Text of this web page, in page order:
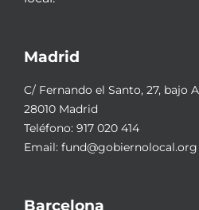
Madrid
C/ Fernando el Santo, 27, bajo A
28010 Madrid
Teléfono: 917 020 414
Email: fund@gobiernolocal.org
Barcelona